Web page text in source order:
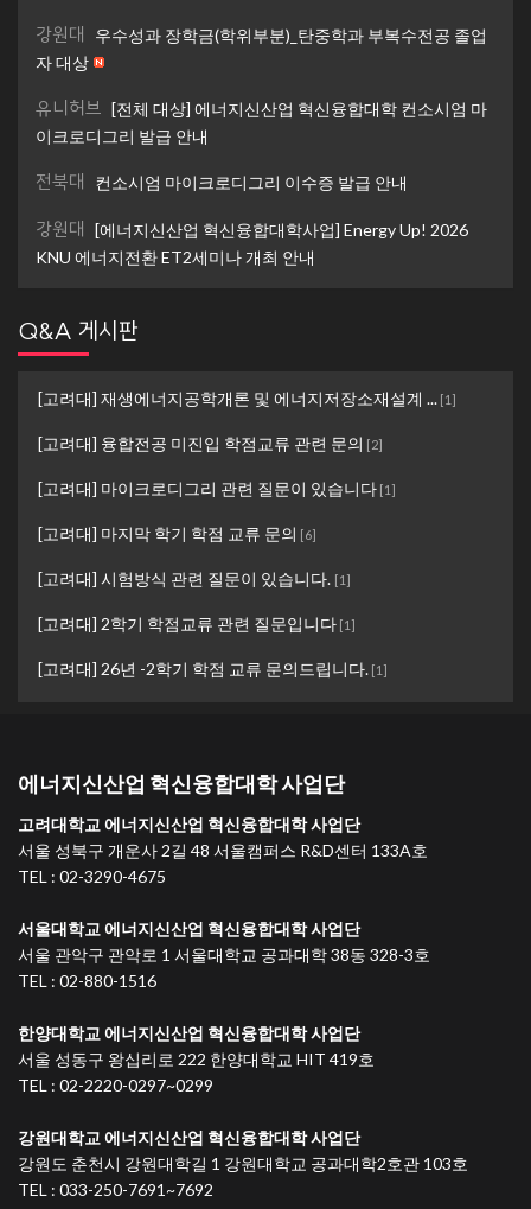
강원대
우수성과 장학금(학위부분)_탄중학과 부복수전공 졸업
자 대상
유니허브 [전체 대상] 에너지신산업 혁신융합대학 컨소시엄 마
이크로디그리 발급 안내
전북대 컨소시엄 마이크로디그리 이수증 발급 안내
강원대 [에너지신산업 혁신융합대학사업] Energy Up! 2026
KNU 에너지전환 ET2세미나 개최 안내
Q&A 게시판
[고려대] 재생에너지공학개론 및 에너지저장소재설계 ... [1]
[고려대] 융합전공 미진입 학점교류 관련 문의 [2]
[고려대] 마이크로디그리 관련 질문이 있습니다 [1]
[고려대] 마지막 학기 학점 교류 문의 [6]
[고려대] 시험방식 관련 질문이 있습니다. [1]
[고려대] 2학기 학점교류 관련 질문입니다 [1]
[고려대] 26년 -2학기 학점 교류 문의드립니다. [1]
에너지신산업 혁신융합대학 사업단
고려대학교 에너지신산업 혁신융합대학 사업단
서울 성북구 개운사 2길 48 서울캠퍼스 R&D센터 133A호
TEL : 02-3290-4675
서울대학교 에너지신산업 혁신융합대학 사업단
서울 관악구 관악로 1 서울대학교 공과대학 38동 328-3호
TEL : 02-880-1516
한양대학교 에너지신산업 혁신융합대학 사업단
서울 성동구 왕십리로 222 한양대학교 HIT 419호
TEL : 02-2220-0297~0299
강원대학교 에너지신산업 혁신융합대학 사업단
강원도 춘천시 강원대학길 1 강원대학교 공과대학2호관 103호
TEL : 033-250-7691~7692